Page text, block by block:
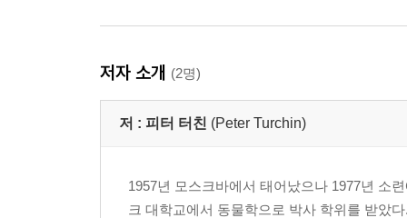
저자 소개 (2명)
저 : 피터 터친 (Peter Turchin)
1957년 모스크바에서 태어났으나 1977년 소
크 대학교에서 동물학으로 박사 학위를 받았